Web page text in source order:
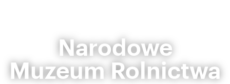
Narodowe
Muzeum Rolnictwa